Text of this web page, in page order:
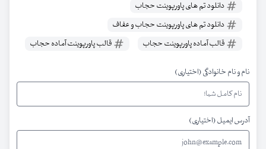
دانلود تم های پاورپوینت حجاب
دانلود تم های پاورپوینت حجاب و عفاف
قالب آماده پاورپوینت حجاب
قالب پاورپوینت آماده حجاب
نام و نام خانوادگی (اختیاری)
آدرس ایمیل (اختیاری)